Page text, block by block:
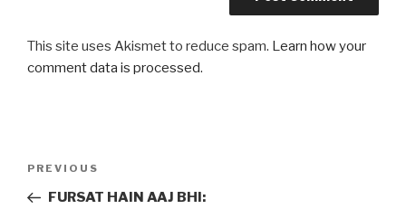
This site uses Akismet to reduce spam. Learn how your
comment data is processed.
Previous
Post
PREVIOUS
FURSAT HAIN AAJ BHI: